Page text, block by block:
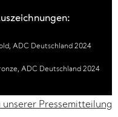
ADC Deutschland 2024
ADC Deutschland 2024
unserer Pressemitteilung